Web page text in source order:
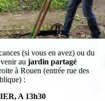
(si vous en avez) ou du
au jardin partagé
à Rouen (entrée rue des
:
A 13h30